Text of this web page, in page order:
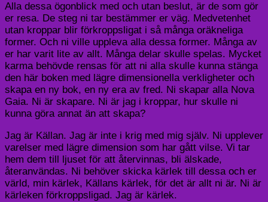
Alla dessa ögonblick med och utan beslut, är de som gör
er resa. De steg ni tar bestämmer er väg. Medvetenhet
utan kroppar blir förkroppsligat i så många oräkneliga
former. Och ni ville uppleva alla dessa former. Många av
er har varit lite av allt. Många delar skulle spelas. Mycket
karma behövde rensas för att ni alla skulle kunna stänga
den här boken med lägre dimensionella verkligheter och
skapa en ny bok, en ny era av fred. Ni skapar alla Nova
Gaia. Ni är skapare. Ni är jag i kroppar, hur skulle ni
kunna göra annat än att skapa?
Jag är Källan. Jag är inte i krig med mig själv. Ni upplever
varelser med lägre dimension som har gått vilse. Vi tar
hem dem till ljuset för att återvinnas, bli älskade,
återanvändas. Ni behöver skicka kärlek till dessa och er
värld, min kärlek, Källans kärlek, för det är allt ni är. Ni är
kärleken förkroppsligad. Jag är kärlek.